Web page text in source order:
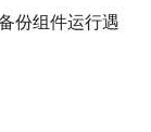
份组件运行遇